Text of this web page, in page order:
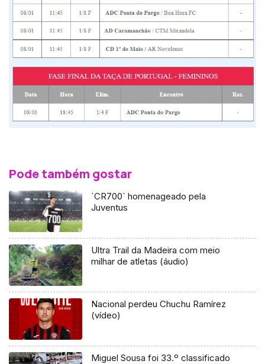
Pode também gostar
`CR700` homenageado pela
Juventus
Ultra Trail da Madeira com meio
milhar de atletas (áudio)
Nacional perdeu Chuchu Ramírez
(vídeo)
Miguel Sousa foi 33.º classificado